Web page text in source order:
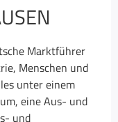
Marktführer
Menschen und
unter einem
eine Aus- und
und